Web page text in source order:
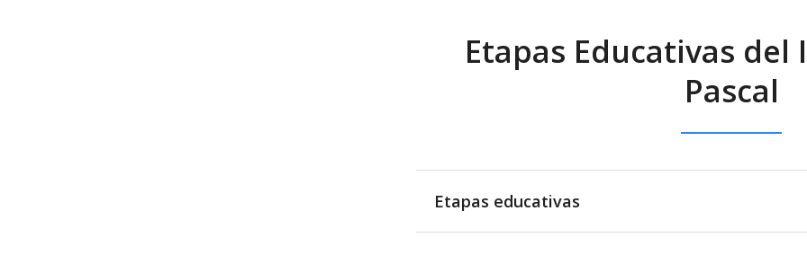
Etapas Educativas
Pascal
Etapas educativas